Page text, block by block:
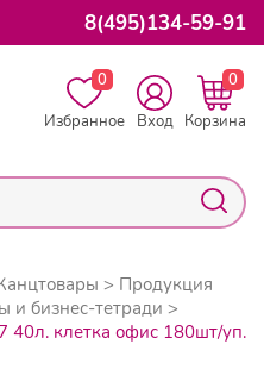
8(495)134-59-91
0
Избранное
Вход
0
Корзина
Продукция
и бизнес-тетради
40л. клетка офис 180шт/уп.